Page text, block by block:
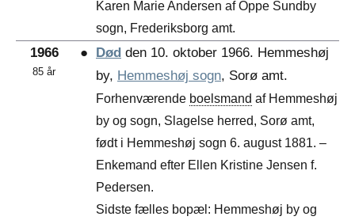
Karen Marie Andersen af Oppe Sundby
sogn, Frederiksborg amt.
1966
85 år
● Død den 10. oktober 1966. Hemmeshøj
by, Hemmeshøj sogn, Sorø amt.
Forhenværende boelsmand af Hemmeshøj
by og sogn, Slagelse herred, Sorø amt,
født i Hemmeshøj sogn 6. august 1881. –
Enkemand efter Ellen Kristine Jensen f.
Pedersen.
Sidste fælles bopæl: Hemmeshøj by og